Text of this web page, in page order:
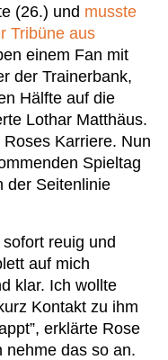
(26.) und musste
Tribüne aus
einem Fan mit
der Trainerbank,
Hälfte auf die
Lothar Matthäus.
Karriere. Nun
Spieltag
der Seitenlinie
reuig und
auf mich
klar. Ich wollte
Kontakt zu ihm
erklärte Rose
nehme das so an.